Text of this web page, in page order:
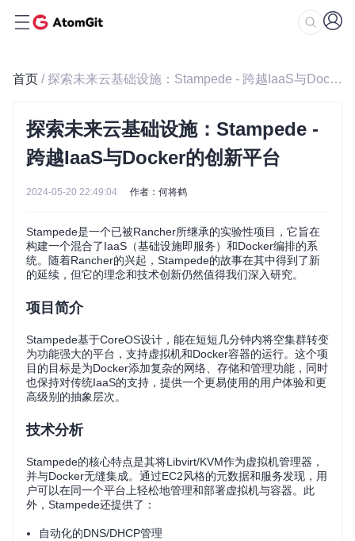
首页 / 探索未来云基础设施：Stampede - 跨越IaaS与Docker的创新平台
探索未来云基础设施：Stampede -
跨越IaaS与Docker的创新平台
2024-05-20 22:49:04 作者：何将鹤
Stampede是一个已被Rancher所继承的实验性项目，它旨在
构建一个混合了IaaS（基础设施即服务）和Docker编排的系
统。随着Rancher的兴起，Stampede的故事在其中得到了新
的延续，但它的理念和技术创新仍然值得我们深入研究。
项目简介
Stampede基于CoreOS设计，能在短短几分钟内将空集群转变
为功能强大的平台，支持虚拟机和Docker容器的运行。这个项
目的目标是为Docker添加复杂的网络、存储和管理功能，同时
也保持对传统IaaS的支持，提供一个更易使用的用户体验和更
高级别的抽象层次。
技术分析
Stampede的核心特点是其将Libvirt/KVM作为虚拟机管理器，
并与Docker无缝集成。通过EC2风格的元数据和服务发现，用
户可以在同一个平台上轻松地管理和部署虚拟机与容器。此
外，Stampede还提供了：
自动化的DNS/DHCP管理